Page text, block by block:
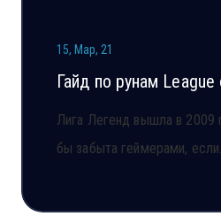
15, Мар, 21
Гайд по рунам
Лига Легенд вышла в 2009
бы забыта геймерами,